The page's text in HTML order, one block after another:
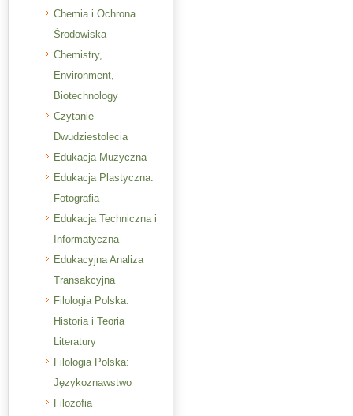
Chemia i Ochrona
Środowiska
Chemistry,
Environment,
Biotechnology
Czytanie
Dwudziestolecia
Edukacja Muzyczna
Edukacja Plastyczna:
Fotografia
Edukacja Techniczna i
Informatyczna
Edukacyjna Analiza
Transakcyjna
Filologia Polska:
Historia i Teoria
Literatury
Filologia Polska:
Językoznawstwo
Filozofia